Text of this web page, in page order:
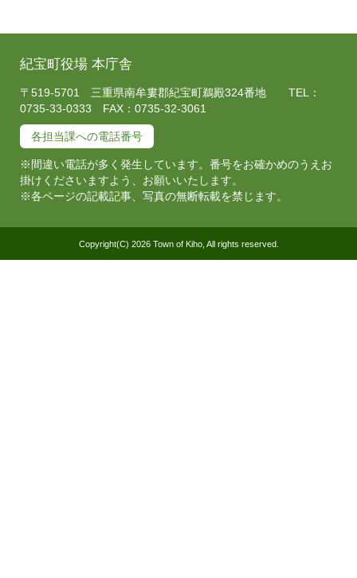
紀宝町役場 本庁舎
〒519-5701 三重県南牟婁郡紀宝町鵜殿324番地 TEL：
0735-33-0333 FAX：0735-32-3061
各担当課への電話番号
※間違い電話が多く発生しています。番号をお確かめのうえお
掛けくださいますよう、お願いいたします。
※各ページの記載記事、写真の無断転載を禁じます。
Copyright(C) 2026 Town of Kiho, All rights reserved.